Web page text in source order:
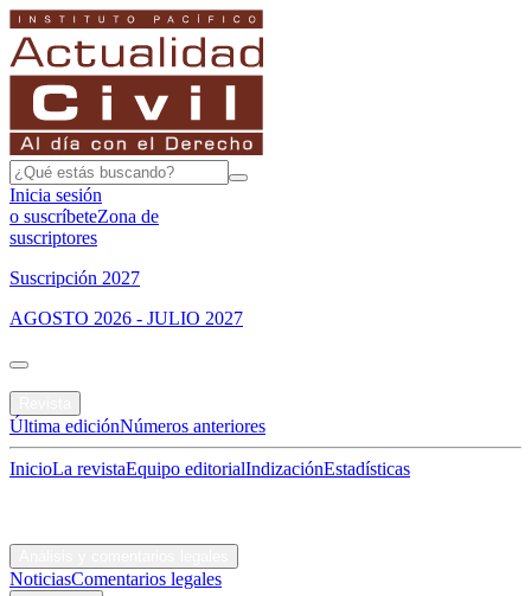
Inicia sesión
o suscríbeteZona de
suscriptores
Suscripción 2027
AGOSTO 2026 - JULIO 2027
Última ediciónNúmeros anteriores
InicioLa revistaEquipo editorialIndizaciónEstadísticas
NoticiasComentarios legales